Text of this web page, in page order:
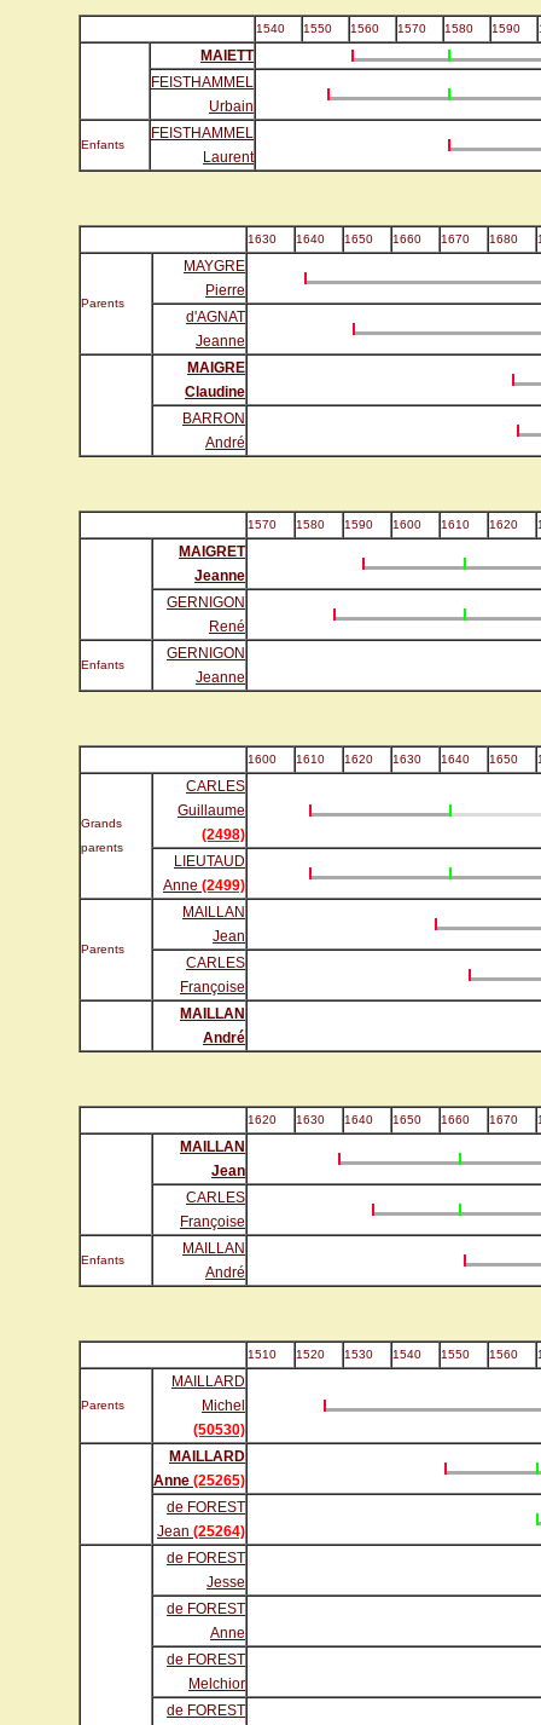
1540 1550 1560 1570 1580 1590
MAIETT
FEISTHAMMEL
Urbain
Enfants
FEISTHAMMEL
Laurent
1630 1640 1650 1660 1670 1680
Parents
MAYGRE
Pierre
d'AGNAT
Jeanne
MAIGRE
Claudine
BARRON
André
1570 1580 1590 1600 1610 1620
MAIGRET
Jeanne
GERNIGON
René
Enfants
GERNIGON
Jeanne
1600 1610 1620 1630 1640 1650
Grands
parents
CARLES
Guillaume
(2498)
LIEUTAUD
Anne (2499)
Parents
MAILLAN
Jean
CARLES
Françoise
MAILLAN
André
1620 1630 1640 1650 1660 1670
MAILLAN
Jean
CARLES
Françoise
Enfants
MAILLAN
André
1510 1520 1530 1540 1550 1560
Parents
MAILLARD
Michel
(50530)
MAILLARD
Anne (25265)
de FOREST
Jean (25264)
de FOREST
Jesse
de FOREST
Anne
de FOREST
Melchior
de FOREST